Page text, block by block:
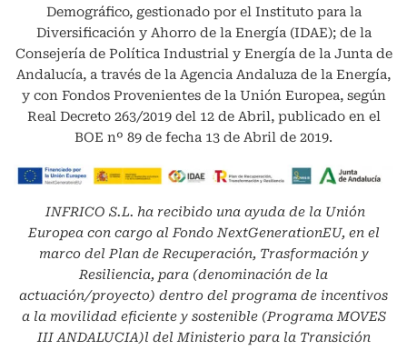
Demográfico, gestionado por el Instituto para la
Diversificación y Ahorro de la Energía (IDAE); de la
Consejería de Política Industrial y Energía de la Junta de
Andalucía, a través de la Agencia Andaluza de la Energía,
y con Fondos Provenientes de la Unión Europea, según
Real Decreto 263/2019 del 12 de Abril, publicado en el
BOE nº 89 de fecha 13 de Abril de 2019.
INFRICO S.L. ha recibido una ayuda de la Unión
Europea con cargo al Fondo NextGenerationEU, en el
marco del Plan de Recuperación, Trasformación y
Resiliencia, para (denominación de la
actuación/proyecto) dentro del programa de incentivos
a la movilidad eficiente y sostenible (Programa MOVES
III ANDALUCIA)l del Ministerio para la Transición